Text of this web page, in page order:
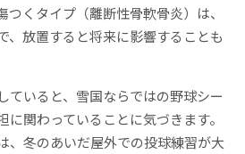
つくタイプ（離断性骨軟骨炎）は、
、放置すると将来に影響することも
ていると、雪国ならではの野球シー
に関わっていることに気づきます。
、冬のあいだ屋外での投球練習が大